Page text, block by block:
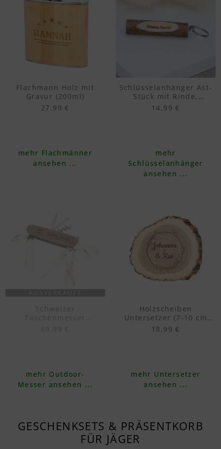
Flachmann Holz mit
Gravur (200ml)
27,99 €
Schlüsselanhänger Ast-
Stück mit Rinde,
Haselnuss inkl. Gravur
14,99 €
mehr Flachmänner
ansehen ...
mehr
Schlüsselanhänger
ansehen ...
Holzscheiben
Untersetzer (7-10 cm
Akazie, Set 4-teilig)
18,99 €
mehr Outdoor-
Messer ansehen ...
mehr Untersetzer
ansehen ...
GESCHENKSETS & PRÄSENTKORB
FÜR JÄGER